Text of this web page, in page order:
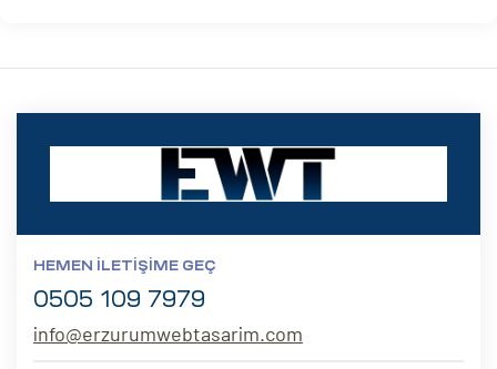
HEMEN İLETIŞIME GEÇ
0505 109 7979
info@erzurumwebtasarim.com